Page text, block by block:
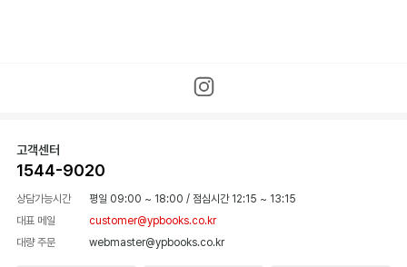
고객센터
1544-9020
상담가능시간 평일 09:00 ~ 18:00 / 점심시간 12:15 ~ 13:15
대표 메일
customer@ypbooks.co.kr
대량 주문
webmaster@ypbooks.co.kr